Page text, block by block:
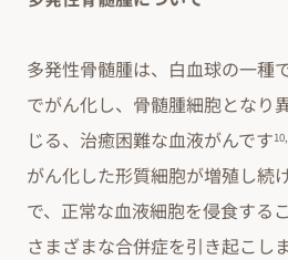
多発性骨髄腫は、白血球の一種
でがん化し、骨髄腫細胞となり
じる、治癒困難な血液がんです
がん化した形質細胞が増殖し続
で、正常な血液細胞を侵食する
さまざまな合併症を引き起こし